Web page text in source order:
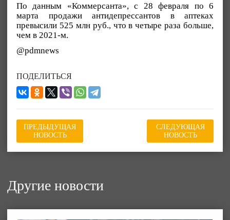
По данным «Коммерсанта», с 28 февраля по 6
марта продажи антидепрессантов в аптеках
превысили 525 млн руб., что в четыре раза больше,
чем в 2021-м.
@pdmnews
ПОДЕЛИТЬСЯ
ПРЕДЫДУЩАЯ
НОВОСТЬ
СЛЕДУЮЩАЯ
НОВОСТЬ
Другие новости